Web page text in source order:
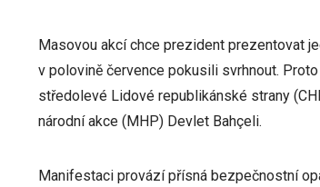
Masovou akcí chce prezident prezentovat
v polovině července pokusili svrhnout.
středolevé Lidové republikánské strany
národní akce (MHP) Devlet Bahçeli.
Manifestaci provází přísná bezpečnostní